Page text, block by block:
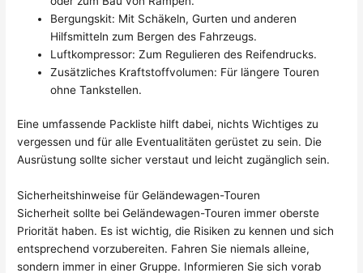
Bergungskit: Mit Schäkeln, Gurten und anderen
Hilfsmitteln zum Bergen des Fahrzeugs.
Luftkompressor: Zum Regulieren des Reifendrucks.
Zusätzliches Kraftstoffvolumen: Für längere Touren
ohne Tankstellen.
Eine umfassende Packliste hilft dabei, nichts Wichtiges zu
vergessen und für alle Eventualitäten gerüstet zu sein. Die
Ausrüstung sollte sicher verstaut und leicht zugänglich sein.
Sicherheitshinweise für Geländewagen-Touren
Sicherheit sollte bei Geländewagen-Touren immer oberste
Priorität haben. Es ist wichtig, die Risiken zu kennen und sich
entsprechend vorzubereiten. Fahren Sie niemals alleine,
sondern immer in einer Gruppe. Informieren Sie sich vorab